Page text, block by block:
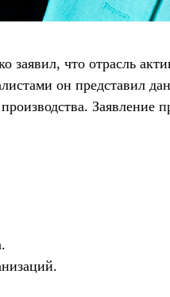
что отрасль
он представил
Заявление